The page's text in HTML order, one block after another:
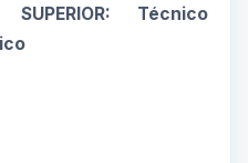
SUPERIOR: Técnico